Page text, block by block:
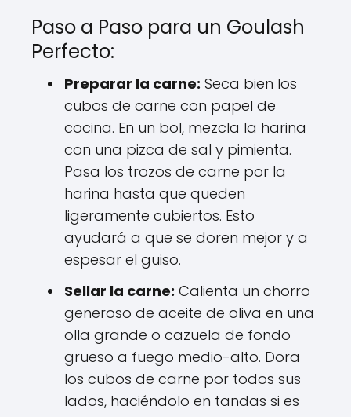
Paso a Paso para un Goulash
Perfecto:
Preparar la carne: Seca bien los
cubos de carne con papel de
cocina. En un bol, mezcla la harina
con una pizca de sal y pimienta.
Pasa los trozos de carne por la
harina hasta que queden
ligeramente cubiertos. Esto
ayudará a que se doren mejor y a
espesar el guiso.
Sellar la carne: Calienta un chorro
generoso de aceite de oliva en una
olla grande o cazuela de fondo
grueso a fuego medio-alto. Dora
los cubos de carne por todos sus
lados, haciéndolo en tandas si es